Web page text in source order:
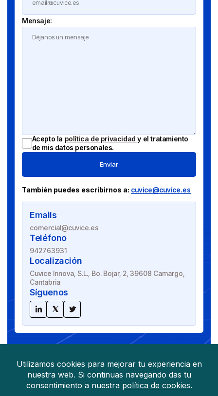
Mensaje:
Acepto la política de privacidady el tratamiento
de mis datos personales.
Enviar
También puedes escribirnos a: cuvice@cuvice.es
Emails
comercial@cuvice.es
Teléfono
942763931
Localización
Cuvice Innova, S.L., Bo. Bojar, 2, 39608 Camargo,
Cantabria
Síguenos